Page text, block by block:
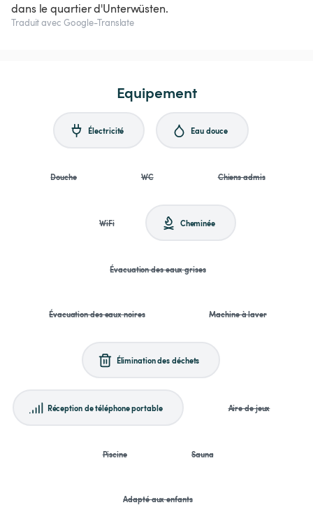
dans le quartier d'Unterwüsten.
Traduit avec Google-Translate
Equipement
Électricité Eau douce
Douche WC Chiens admis
WiFi Cheminée
Évacuation des eaux grises
Évacuation des eaux noires Machine à laver
Élimination des déchets
Réception de téléphone portable Aire de jeux
Piscine Sauna
Adapté aux enfants